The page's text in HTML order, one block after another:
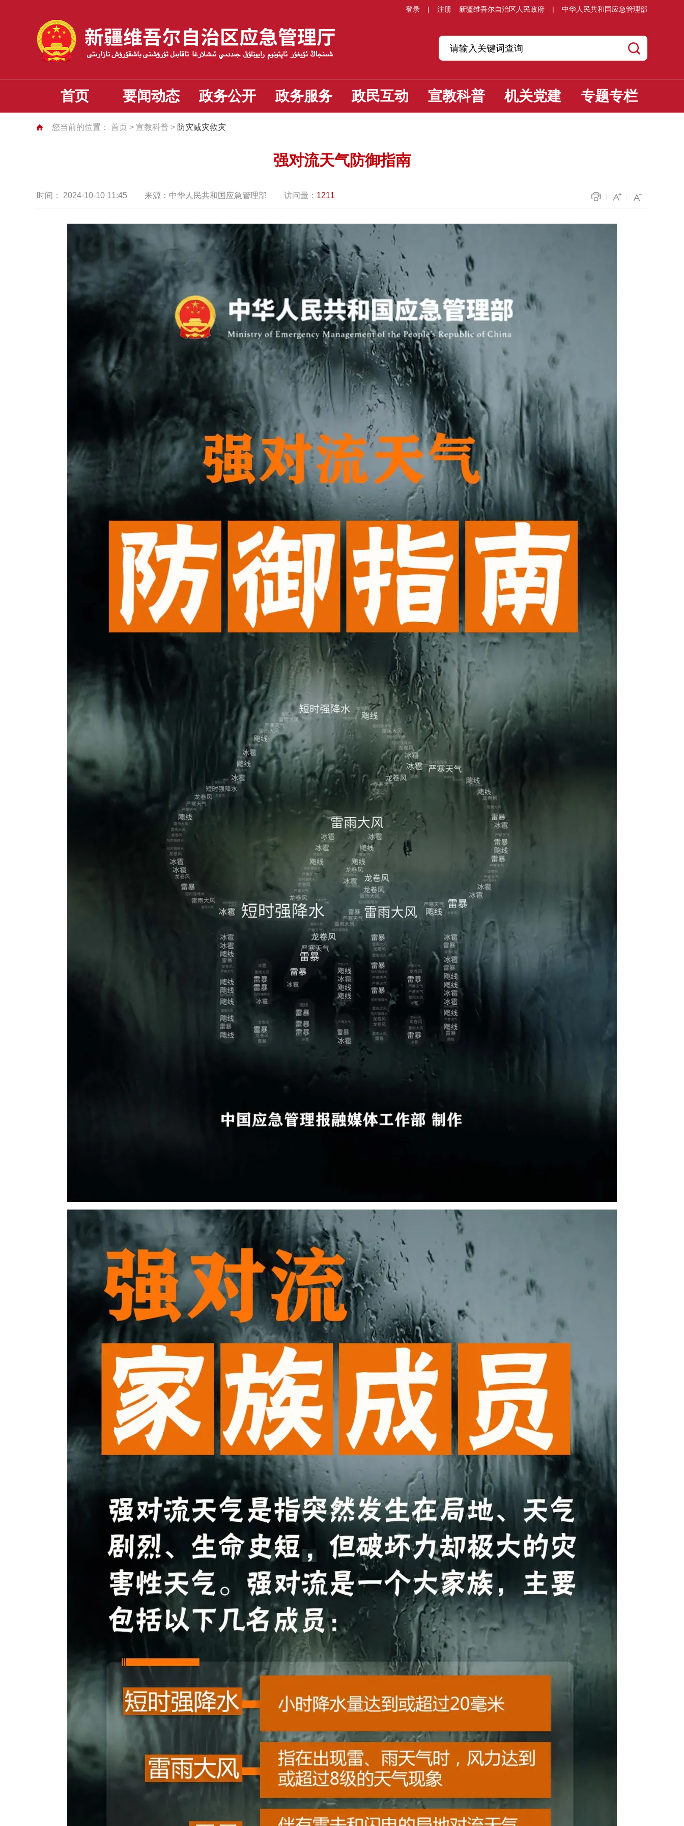
登录 | 注册 新疆维吾尔自治区人民政府 | 中华人民共和国应急管理部
首页 要闻动态 政务公开 政务服务 政民互动 宣教科普 机关党建 专题专栏
您当前的位置： 首页 > 宣教科普 > 防灾减灾救灾
强对流天气防御指南
时间： 2024-10-10 11:45 来源： 中华人民共和国应急管理部 访问量： 1211